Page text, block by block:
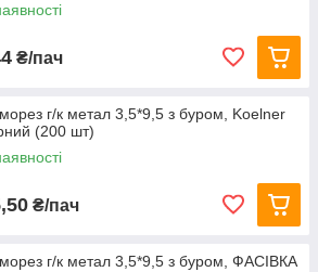
₴/пач
г/к метал 3,5*9,5 з буром, Koelner
(200 шт)
₴/пач
г/к метал 3,5*9,5 з буром, ФАСІВКА